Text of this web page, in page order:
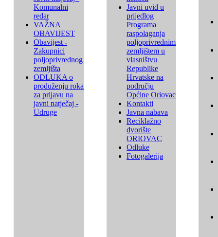
Komunalni
redar
VAŽNA
OBAVIJEST
Obavijest -
Zakupnici
poljoprivrednog
zemljišta
ODLUKA o
produženju roka
za prijavu na
javni natječaj -
Udruge
Javni uvid u
prijedlog
Programa
raspolaganja
poljoprivrednim
zemljištem u
vlasništvu
Republike
Hrvatske na
području
Općine Oriovac
Kontakti
Javna nabava
Reciklažno
dvorište
ORIOVAC
Odluke
Fotogalerija